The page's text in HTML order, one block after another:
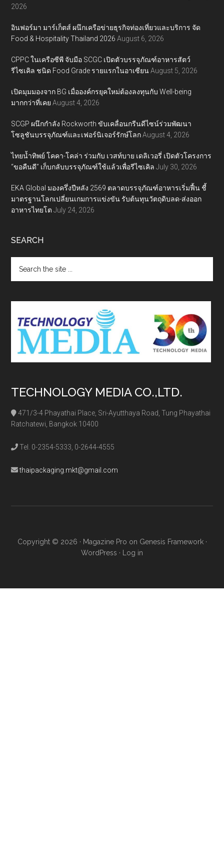
2026
อินฟอร์มา มาร์เก็ตส์ ผนึกเครือข่ายธุรกิจท่องเที่ยวและบริการ จัด
Food & Hospitality Thailand 2026 August 6, 2026
CPPC ในเครือซีพี จับมือ SCGC เปิดตัวบรรจุภัณฑ์อาหารสัตว์
รีไซเคิล ชนิด Food Grade รายแรกในอาเซียน August 5, 2026
เปิดมุมมองจาก BG เมื่อองค์กรยุคใหม่ต้องลงทุนกับ Well-being
มากกว่าที่เคย August 4, 2026
SCGP ผนึกกำลัง Rockworth ขับเคลื่อนกรีนดีไซน์ร่วมพัฒนา
โซลูชันบรรจุภัณฑ์และเฟอร์นิเจอร์รักษ์โลก August 4, 2026
ไทยน้ำทิพย์ โคคา-โคล่า ร่วมกับ เวสท์บาย เดลิเวอรี่ เปิดตัวโครงการ
“ขอคืนดี” เก็บกลับบรรจุภัณฑ์ใช้แล้วเพื่อรีไซเคิล July 30, 2026
EKA Global มองครึ่งปีหลัง 2569 ตลาดบรรจุภัณฑ์อาหารเริ่มฟื้น ชี้
มาตรฐานโลกเปลี่ยนเกมการแข่งขัน รับต้นทุนวัตถุดิบลด-ส่งออก
อาหารไทยโต July 24, 2026
SEARCH
the
site
TECHNOLOGY MEDIA CO.,LTD.
471/3-4 Phayathai Place, Sri-Ayutthaya Road, Tung Phayathai
Ratchatewi, Bangkok 10400
Tel. 0-2354-5333, 0-2644-4555
thaipackaging.mkt@gmail.com
Copyright © 2026 · Magazine Pro on Genesis Framework·
WordPress · Log in